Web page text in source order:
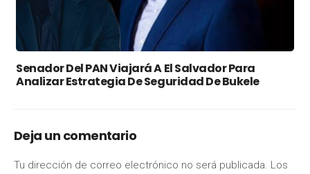
Senador Del PAN Viajará A El Salvador Para
Analizar Estrategia De Seguridad De Bukele
Deja un comentario
Tu dirección de correo electrónico no será publicada. Los